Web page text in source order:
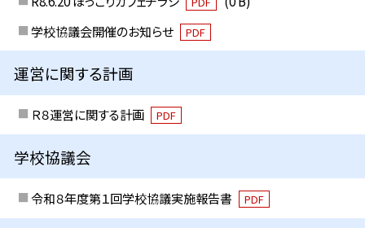
学校協議会開催のお知らせ
PDF
運営に関する計画
Ｒ８運営に関する計画 PDF
学校協議会
令和８年度第１回学校協議実施報告書 PDF